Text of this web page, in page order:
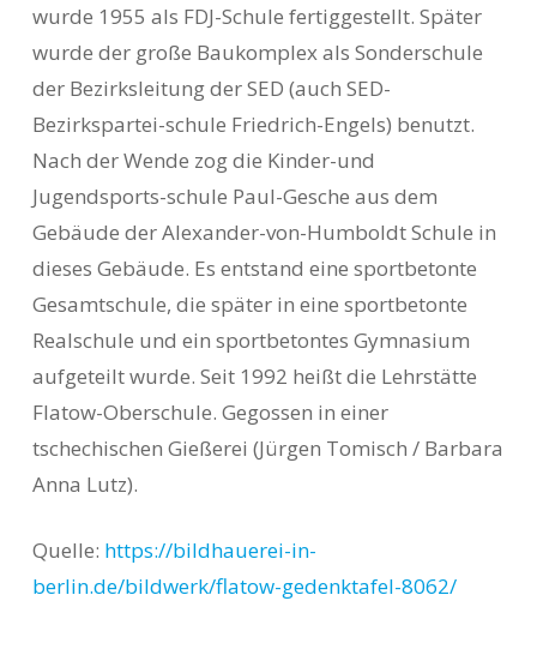
wurde 1955 als FDJ-Schule fertiggestellt. Später
wurde der große Baukomplex als Sonderschule
der Bezirksleitung der SED (auch SED-
Bezirkspartei-schule Friedrich-Engels) benutzt.
Nach der Wende zog die Kinder-und
Jugendsports-schule Paul-Gesche aus dem
Gebäude der Alexander-von-Humboldt Schule in
dieses Gebäude. Es entstand eine sportbetonte
Gesamtschule, die später in eine sportbetonte
Realschule und ein sportbetontes Gymnasium
aufgeteilt wurde. Seit 1992 heißt die Lehrstätte
Flatow-Oberschule. Gegossen in einer
tschechischen Gießerei (Jürgen Tomisch / Barbara
Anna Lutz).
Quelle: https://bildhauerei-in-
berlin.de/bildwerk/flatow-gedenktafel-8062/